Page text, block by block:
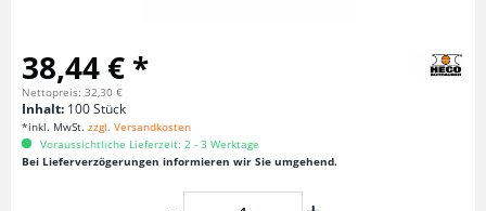
38,44 € *
Nettopreis: 32,30 €
Inhalt: 100 Stück
*inkl. MwSt. zzgl. Versandkosten
Voraussichtliche Lieferzeit: 2 - 3 Werktage
Bei Lieferverzögerungen informieren wir Sie umgehend.